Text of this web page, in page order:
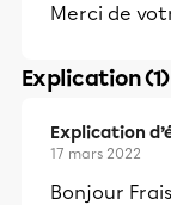
Merci de
Explication (1)
Explication
17 mars 2022
Bonjour